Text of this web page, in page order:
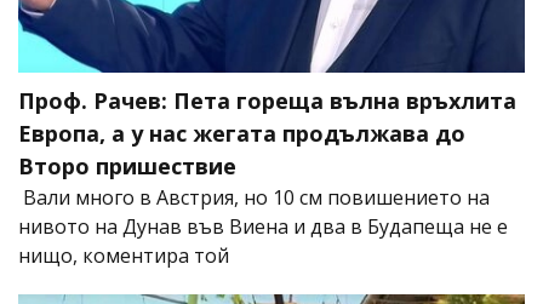
Проф. Рачев: Пета гореща вълна връхлита
Европа, а у нас жегата продължава до
Второ пришествие
Вали много в Австрия, но 10 см повишението на
нивото на Дунав във Виена и два в Будапеща не е
нищо, коментира той